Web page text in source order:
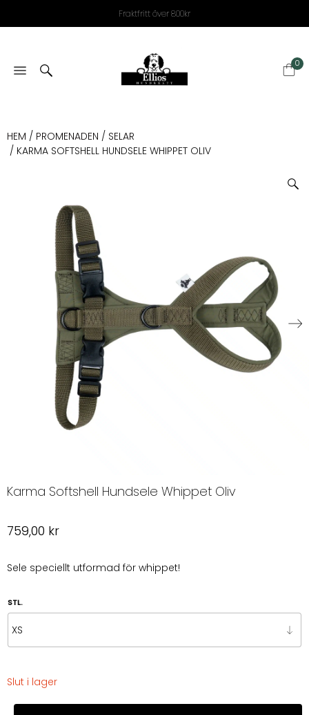
Fraktfritt över 800kr
0
HEM / PROMENADEN / SELAR
/ KARMA SOFTSHELL HUNDSELE WHIPPET OLIV
Karma Softshell Hundsele Whippet Oliv
759,00 kr
Sele speciellt utformad för whippet!
STL.
Slut i lager
Karma